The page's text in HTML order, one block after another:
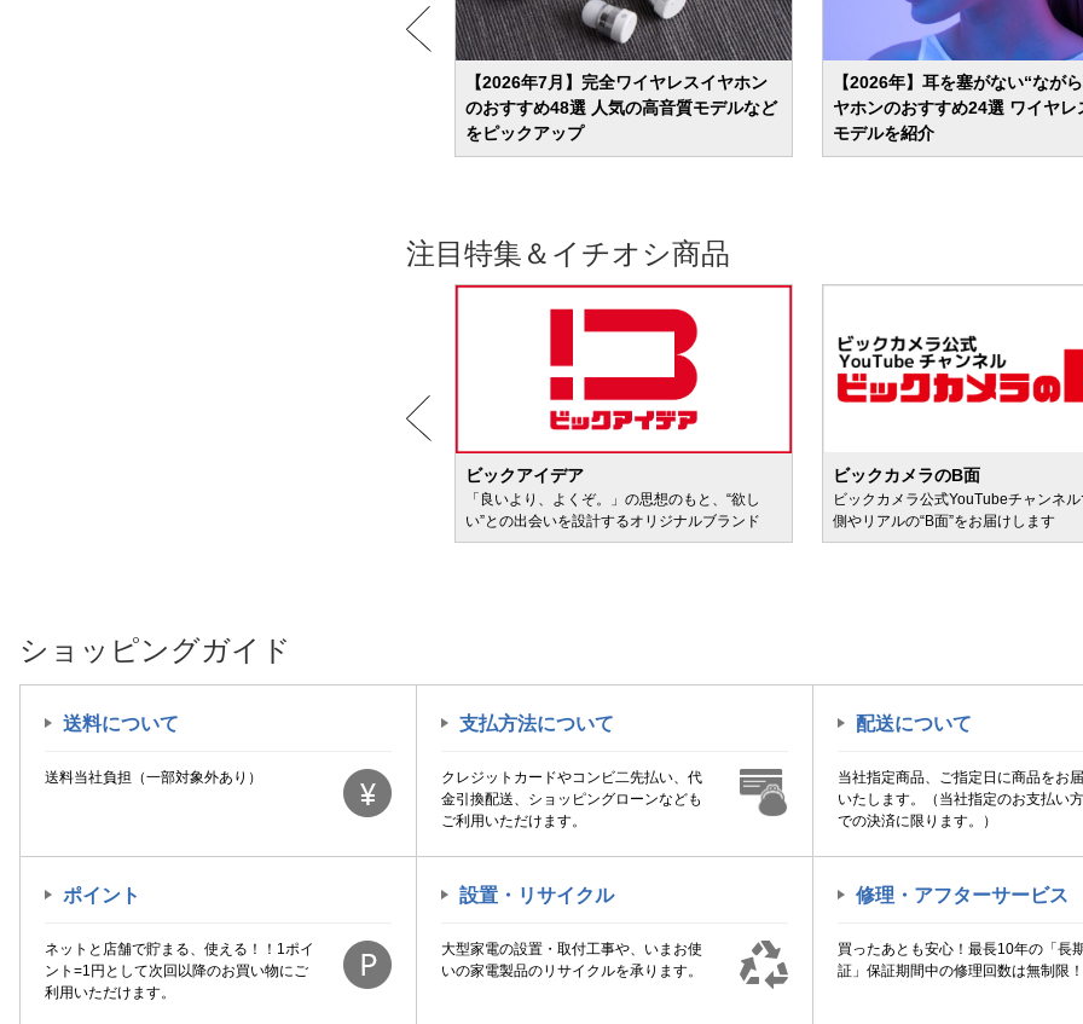
【2026年7月】完全ワイヤレスイヤホン
のおすすめ48選 人気の高音質モデルなど
をピックアップ
【2026年】耳を塞がない“なが
ヤホンのおすすめ24選 ワイヤレ
モデルを紹介
注目特集＆イチオシ商品
ビックアイデア
「良いより、よくぞ。」の思想のもと、“欲し
い”との出会いを設計するオリジナルブランド
ビックカメラのB面
ビックカメラ公式YouTubeチャンネ
側やリアルの“B面”をお届けします
ショッピングガイド
送料について
送料当社負担（一部対象外あり）
支払方法について
クレジットカードやコンビ二先払い、代
金引換配送、ショッピングローンなども
ご利用いただけます。
配送について
当社指定商品、ご指定日に商品をお
いたします。（当社指定のお支払い
での決済に限ります。）
ポイント
ネットと店舗で貯まる、使える！！1ポイ
ント=1円として次回以降のお買い物にご
利用いただけます。
設置・リサイクル
大型家電の設置・取付工事や、いまお使
いの家電製品のリサイクルを承ります。
修理・アフターサービス
買ったあとも安心！最長10年の「長
証」保証期間中の修理回数は無制限！